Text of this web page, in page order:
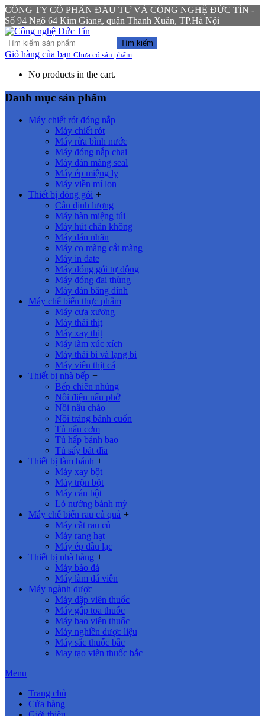
CÔNG TY CỔ PHẦN ĐẦU TƯ VÀ CÔNG NGHỆ ĐỨC TÍN -
Số 94 Ngõ 64 Kim Giang, quận Thanh Xuân, TP.Hà Nội
Tìm kiếm
Giỏ hàng của bạn Chưa có sản phẩm
No products in the cart.
Danh mục sản phẩm
Máy chiết rót đóng nắp +
Máy chiết rót
Máy rửa bình nước
Máy đóng nắp chai
Máy dán màng seal
Máy ép miệng ly
Máy viền mí lon
Thiết bị đóng gói +
Cân định lượng
Máy hàn miệng túi
Máy hút chân không
Máy dán nhãn
Máy co màng cắt màng
Máy in date
Máy đóng gói tự động
Máy đóng đai thùng
Máy dán băng dính
Máy chế biến thực phẩm +
Máy cưa xương
Máy thái thịt
Máy xay thịt
Máy làm xúc xích
Máy thái bì và lạng bì
Máy viên thịt cá
Thiết bị nhà bếp +
Bếp chiên nhúng
Nồi điện nấu phở
Nồi nấu cháo
Nồi tráng bánh cuốn
Tủ nấu cơm
Tủ hấp bánh bao
Tủ sấy bát đĩa
Thiết bị làm bánh +
Máy xay bột
Máy trộn bột
Máy cán bột
Lò nướng bánh mỳ
Máy chế biến rau củ quả +
Máy cắt rau củ
Máy rang hạt
Máy ép dầu lạc
Thiết bị nhà hàng +
Máy bào đá
Máy làm đá viên
Máy ngành dược +
Máy dập viên thuốc
Máy gấp toa thuốc
Máy bao viên thuốc
Máy nghiền dược liệu
Máy sắc thuốc bắc
May tạo viên thuốc bắc
Menu
Trang chủ
Cửa hàng